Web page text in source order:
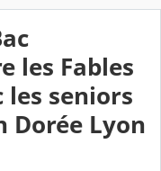
les Fables
les seniors
Dorée Lyon